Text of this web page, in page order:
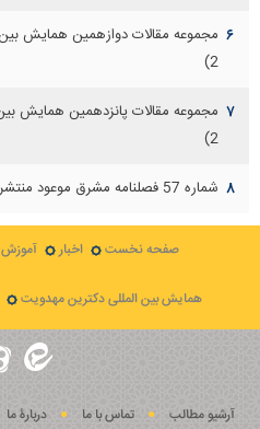
۶
2)
۷
2)
۸ شماره 57 فصلنامه مشرق موعود منتشر شد
صفحه نخست اخبار آموزش
همایش بین المللی دکترین مهدویت
آرشیو مطالب تماس با ما دربارۀ ما